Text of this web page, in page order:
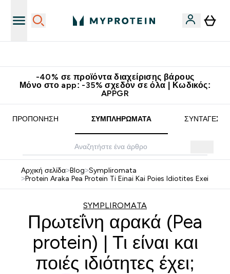
-40% σε προϊόντα διαχείρισης βάρους
Μόνο στο app: -35% σχεδόν σε όλα | Κωδικός:
APPGR
ΠΡΟΠΌΝΗΣΗ ΣΥΜΠΛΗΡΏΜΑΤΑ ΣΥΝΤΑΓΈΣ
Αρχική σελίδα>Blog>Sympliromata
>Protein Araka Pea Protein Ti Einai Kai Poies Idiotites Exei
SYMPLIROMATA
Πρωτεΐνη αρακά (Pea
protein) | Τι είναι και
ποιές ιδιότητες έχει;